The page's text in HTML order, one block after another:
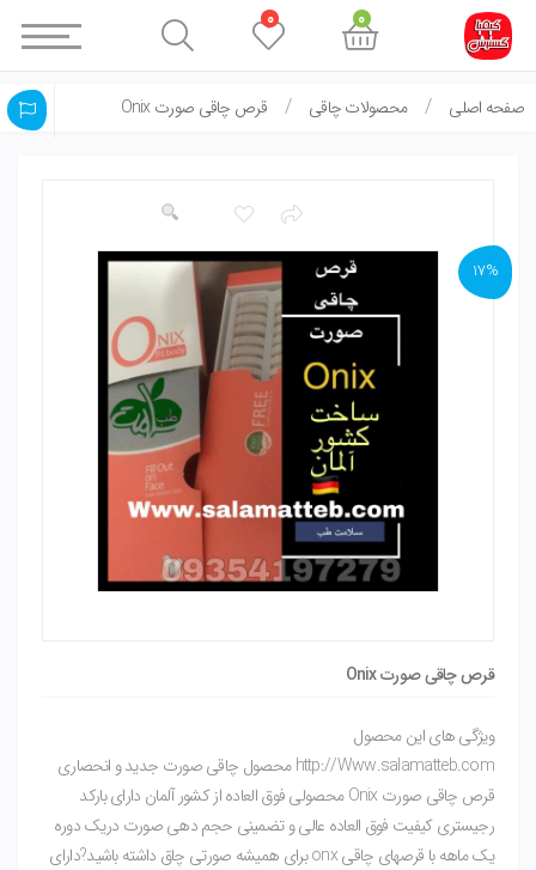
صفحه اصلی محصولات چاقی قرص چاقی صورت Onix
17%
قرص چاقی صورت Onix
ویژگی های این محصول
http://Www.salamatteb.com محصول چاقی صورت جدید و انحصاری
قرص چاقی صورت Onix محصولی فوق العاده از کشور آلمان دارای بارکد
رجیستری کیفیت فوق العاده عالی و تضمینی حجم دهی صورت دریک دوره
یک ماهه با قرصهای چاقی onx برای همیشه صورتی چاق داشته باشید?دارای
0
0